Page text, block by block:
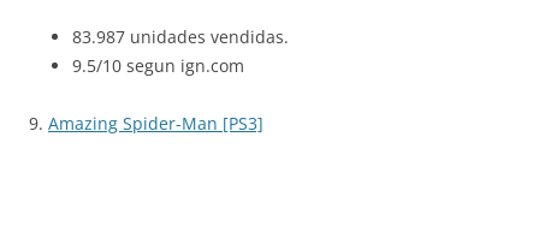
83.987 unidades vendidas.
9.5/10 segun ign.com
9. Amazing Spider-Man [PS3]